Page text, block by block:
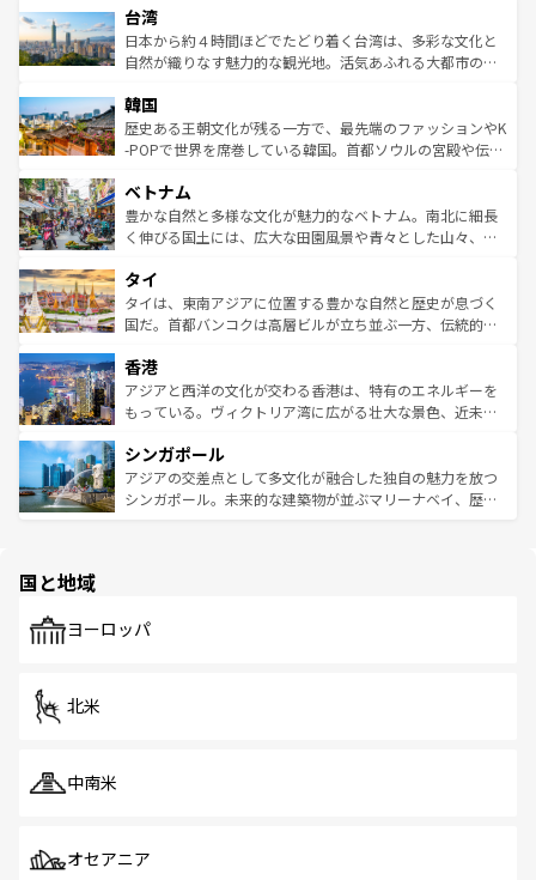
情報は
人々、おいしいローカルフードやハワイアンミュージッ
ク、伝統的なフラダンスなど、すべてがハワイの魅力を彩
っている。訪れるたびに新しい発見と感動が待っているハ
はコンテンツ一覧
リアリーフや大陸中央部にそびえるウルル（エアーズロッ
ク）、タスマニアの美しい原生林やケアンズの熱帯雨林な
ど、見どころがたくさん。また、カフェやワイン、オージ
いる。アクティビティも充実しており、サーフィンやダイ
ビング、ハイキングなど、アウトドア好きにはたまらな
い。オーストラリアの多彩な魅力を存分に味わいつくそ
参照してほしい。
台湾
日本から約４時間ほどでたどり着く台湾は、多彩な文化と
自然が織りなす魅力的な観光地。活気あふれる大都市の台
ン）、静ひつな山岳地帯である台湾東部など、都市の喧騒
と山間の静けさが共存しており、訪れる人に新しい発見と
驚きをもたらしてくれる。また、奥深い台湾の食文化も魅
容にもいいと評判のスイーツなど、バラエティ豊かな料理
が味わえる。 なお、新着の台湾情報は コンテンツ一覧を参
照してほしい。
韓国
歴史ある王朝文化が残る一方で、最先端のファッションやK
-POPで世界を席巻している韓国。首都ソウルの宮殿や伝統
き、地方に足を延ばせば四季折々の自然美を楽しむことが
できる。そして、キムチや焼肉、絶品のストリートフード
まで、さまざまな韓国料理が待っている。夜には、韓国な
リティに包まれながら、韓国の多彩な魅力を心ゆくまで味
わってみてほしい。 なお、新着の韓国情報はコンテンツ一
覧を参照してほしい。
ベトナム
豊かな自然と多様な文化が魅力的なベトナム。南北に細長
く伸びる国土には、広大な田園風景や青々とした山々、世
急速な発展と共に伝統が息づく。ハノイの古い町並みやホ
ーチミン市のフランス統治時代の建物も、独特の雰囲気を
醸し出している。また、バラエティの豊かさとおいしさで
とつ。フォーやバインミー、ベトナムコーヒーなどは、ぜ
ひ現地で味わいたい。どの地域を訪れてもあたたかい人々
が旅行者を迎えてくれるので、きっと忘れられない旅にな
参照してほしい。
タイ
タイは、東南アジアに位置する豊かな自然と歴史が息づく
国だ。首都バンコクは高層ビルが立ち並ぶ一方、伝統的な
の活気が交差している。北部ではチェンマイなどの山岳地
帯で自然と触れ合い、南部ではプーケットやクラビの美し
いビーチでリゾート気分を楽しむことができる。タイ料理
激する。気候は一年中温暖で、どの季節にも異なる楽しみ
が待っている。親しみやすいタイの人々、仏教を中心とし
た文化、そして多様な観光資源が、訪れる旅人を魅了し続
香港
アジアと西洋の文化が交わる香港は、特有のエネルギーを
もっている。ヴィクトリア湾に広がる壮大な景色、近未来
み、どこを訪れても感動するはず。観光スポットが密集し
ており、効率よく見どころを回れるのも魅力。息をのむよ
うな絶景から文化的な体験まで、香港を存分に楽しみ尽く
シンガポール
アジアの交差点として多文化が融合した独自の魅力を放つ
シンガポール。未来的な建築物が並ぶマリーナベイ、歴史
で、ホーカーズは地元の風情を楽しめる外せないスポット
国と地域
ヨーロッパ
北米
中南米
オセアニア